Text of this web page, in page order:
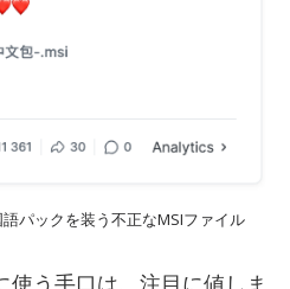
パックを装う不正なMSIファイル